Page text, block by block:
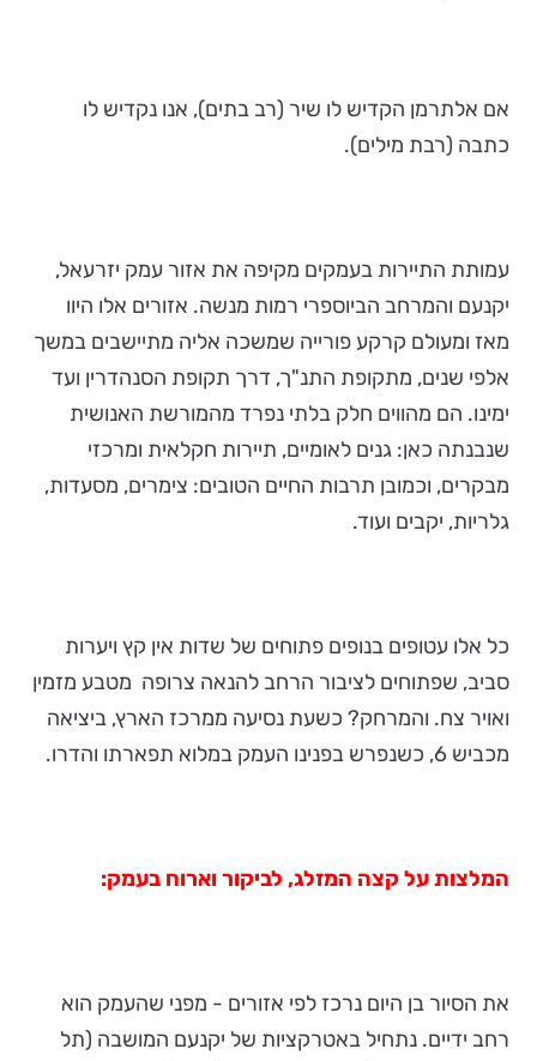
אם אלתרמן הקדיש לו שיר (רב בתים), אנו נקדיש לו
כתבה (רבת מילים).
עמותת התיירות בעמקים מקיפה את אזור עמק יזרעאל,
יקנעם והמרחב הביוספרי רמות מנשה. אזורים אלו היוו
מאז ומעולם קרקע פורייה שמשכה אליה מתיישבים במשך
אלפי שנים, מתקופת התנ"ך, דרך תקופת הסנהדרין ועד
ימינו. הם מהווים חלק בלתי נפרד מהמורשת האנושית
שנבנתה כאן: גנים לאומיים, תיירות חקלאית ומרכזי
מבקרים, וכמובן תרבות החיים הטובים: צימרים, מסעדות,
גלריות, יקבים ועוד.
כל אלו עטופים בנופים פתוחים של שדות אין קץ ויערות
סביב, שפתוחים לציבור הרחב להנאה צרופה מטבע מזמין
ואויר צח. והמרחק? כשעת נסיעה ממרכז הארץ, ביציאה
מכביש 6, כשנפרש בפנינו העמק במלוא תפארתו והדרו.
המלצות על קצה המזלג, לביקור וארוח בעמק:
את הסיור בן היום נרכז לפי אזורים - מפני שהעמק הוא
רחב ידיים. נתחיל באטרקציות של יקנעם המושבה (תל